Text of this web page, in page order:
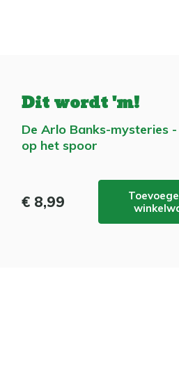
Dit wordt 'm!
De Arlo Banks-mysteries
op het spoor
€ 8,99